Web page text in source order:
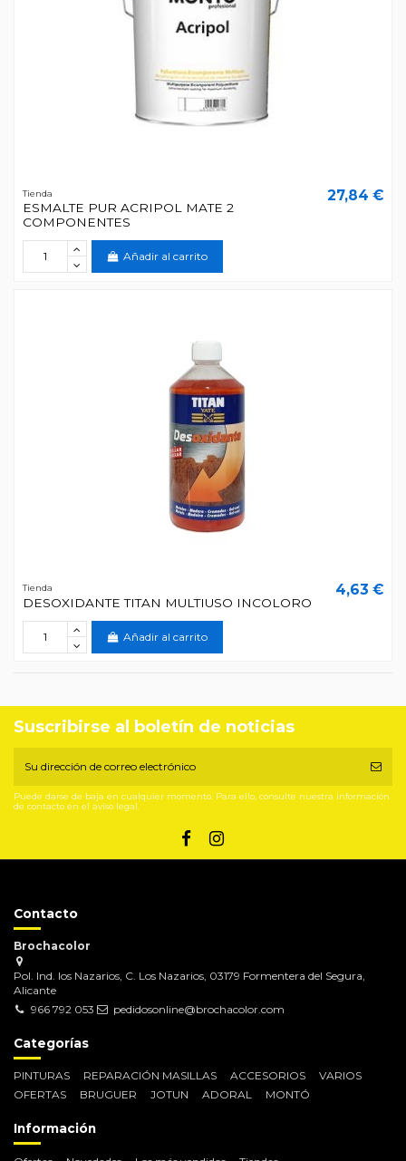
Tienda
ESMALTE PUR ACRIPOL MATE 2
COMPONENTES
27,84 €
Añadir al carrito
Tienda
DESOXIDANTE TITAN MULTIUSO INCOLORO
4,63 €
Añadir al carrito
Suscribirse al boletín de noticias
Puede darse de baja en cualquier momento. Para ello, consulte nuestra información
de contacto en el aviso legal.
Contacto
Brochacolor
Pol. Ind. los Nazarios, C. Los Nazarios, 03179 Formentera del Segura,
Alicante
966 792 053
pedidosonline@brochacolor.com
Categorías
PINTURAS REPARACIÓN MASILLAS ACCESORIOS
VARIOS
OFERTAS
BRUGUER JOTUN ADORAL MONTÓ
Información